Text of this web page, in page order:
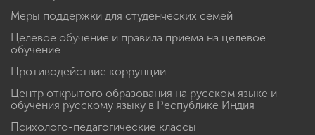
Меры поддержки для студенческих семей
Целевое обучение и правила приема на целевое
обучение
Противодействие коррупции
Центр открытого образования на русском языке и
обучения русскому языку в Республике Индия
Психолого-педагогические классы